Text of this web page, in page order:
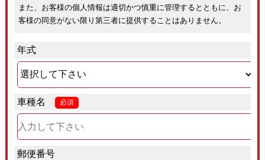
また、お客様の個人情報は適切かつ慎重に管理するとともに、お
客様の同意がない限り第三者に提供することはありません。
年式
車種名 必須
郵便番号